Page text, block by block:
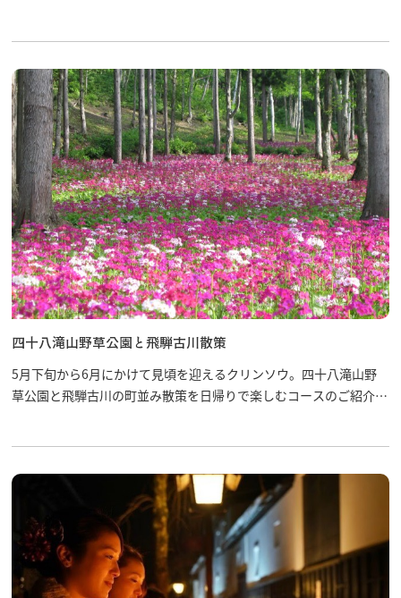
四十八滝山野草公園と飛騨古川散策
5月下旬から6月にかけて見頃を迎えるクリンソウ。四十八滝山野
草公園と飛騨古川の町並み散策を日帰りで楽しむコースのご紹介で